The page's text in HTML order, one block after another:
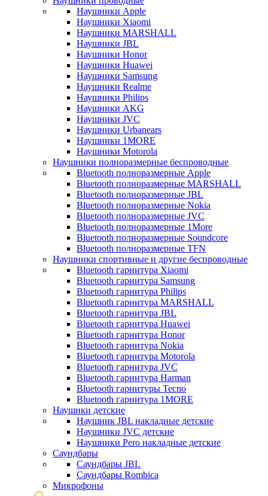
Наушники Apple
Наушники Xiaomi
Наушники MARSHALL
Наушники JBL
Наушники Honor
Наушники Huawei
Наушники Samsung
Наушники Realme
Наушники Philips
Наушники AKG
Наушники JVC
Наушники Urbanears
Наушники 1MORE
Наушники Motorola
Наушники полноразмерные беспроводные
Bluetooth полноразмерные Apple
Bluetooth полноразмерные MARSHALL
Bluetooth полноразмерные JBL
Bluetooth полноразмерные Nokia
Bluetooth полноразмерные JVC
Bluetooth полноразмерные 1More
Bluetooth полноразмерные Soundcore
Bluetooth полноразмерные TFN
Наушники спортивные и другие беспроводные
Bluetooth гарнитура Xiaomi
Bluetooth гарнитура Samsung
Bluetooth гарнитура Philips
Bluetooth гарнитура MARSHALL
Bluetooth гарнитура JBL
Bluetooth гарнитура Huawei
Bluetooth гарнитура Honor
Bluetooth гарнитура Nokia
Bluetooth гарнитура Motorola
Bluetooth гарнитура JVC
Bluetooth гарнитура Harman
Bluetooth гарнитуры Tecno
Bluetooth гарнитура 1MORE
Наушнки детские
Наушник JBL накладные детские
Наушники JVC детские
Наушники Pero накладные детские
Саундбары
Саундбары JBL
Саундбары Rombica
Микрофоны